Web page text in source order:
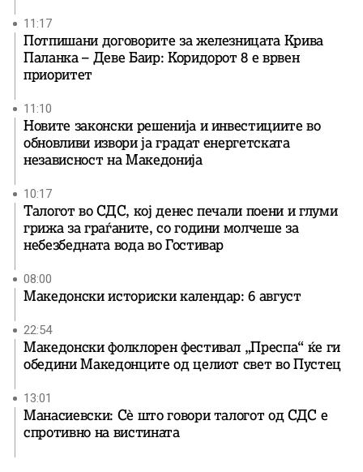
11:17
Потпишани договорите за железницата Крива
Паланка – Деве Баир: Коридорот 8 е врвен
приоритет
11:10
Новите законски решенија и инвестициите во
обновливи извори ја градат енергетската
независност на Македонија
10:17
Талогот во СДС, кој денес печали поени и глуми
грижа за граѓаните, со години молчеше за
небезбедната вода во Гостивар
08:00
Македонски историски календар: 6 август
22:54
Македонски фолклорен фестивал „Преспа“ ќе ги
обедини Македонците од целиот свет во Пустец
13:01
Манасиевски: Сè што говори талогот од СДС е
спротивно на вистината